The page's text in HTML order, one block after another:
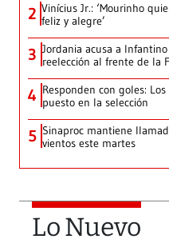
2 Vinícius Jr.: ‘Mourinho
feliz y alegre’
3 Jordania acusa a
reelección al frente de la
4 Responden con goles:
puesto en la selección
5 Sinaproc mantiene
vientos este martes
Lo Nuevo